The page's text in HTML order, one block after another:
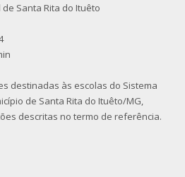
Santa Rita do Ituêto
destinadas às escolas do Sistema
de Santa Rita do Ituêto/MG,
descritas no termo de referência.